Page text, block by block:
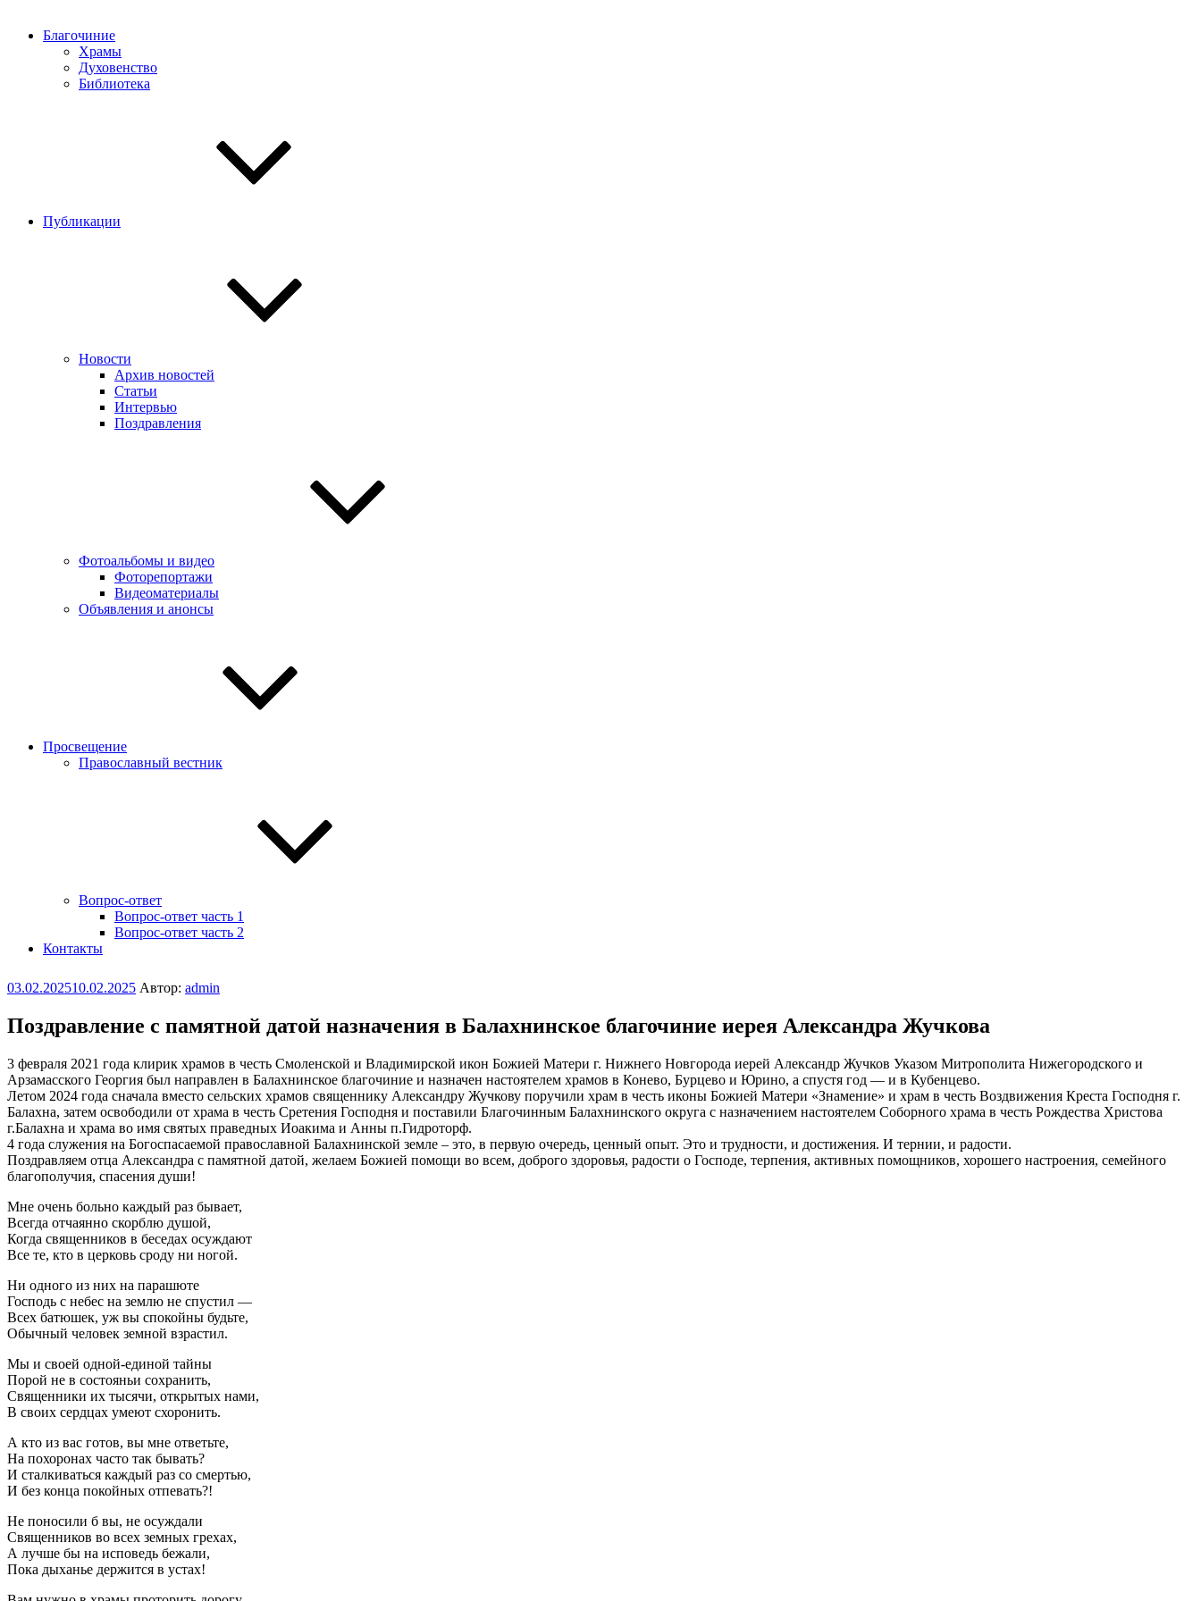
Благочиние
Храмы
Духовенство
Библиотека
Публикации
Новости
Архив новостей
Статьи
Интервью
Поздравления
Фотоальбомы и видео
Фоторепортажи
Видеоматериалы
Объявления и анонсы
Просвещение
Православный вестник
Вопрос-ответ
Вопрос-ответ часть 1
Вопрос-ответ часть 2
Контакты
Опубликовано
03.02.202510.02.2025 Автор: admin
Поздравление с памятной датой назначения в Балахнинское благочиние иерея Александра Жучкова
3 февраля 2021 года клирик храмов в честь Смоленской и Владимирской икон Божией Матери г. Нижнего Новгорода иерей Александр Жучков Указом Митрополита Нижегородского и
Арзамасского Георгия был направлен в Балахнинское благочиние и назначен настоятелем храмов в Конево, Бурцево и Юрино, а спустя год — и в Кубенцево.
Летом 2024 года сначала вместо сельских храмов священнику Александру Жучкову поручили храм в честь иконы Божией Матери «Знамение» и храм в честь Воздвижения Креста Господня г.
Балахна, затем освободили от храма в честь Сретения Господня и поставили Благочинным Балахнинского округа с назначением настоятелем Соборного храма в честь Рождества Христова
г.Балахна и храма во имя святых праведных Иоакима и Анны п.Гидроторф.
4 года служения на Богоспасаемой православной Балахнинской земле – это, в первую очередь, ценный опыт. Это и трудности, и достижения. И тернии, и радости.
Поздравляем отца Александра с памятной датой, желаем Божией помощи во всем, доброго здоровья, радости о Господе, терпения, активных помощников, хорошего настроения, семейного
благополучия, спасения души!
Мне очень больно каждый раз бывает,
Всегда отчаянно скорблю душой,
Когда священников в беседах осуждают
Все те, кто в церковь сроду ни ногой.
Ни одного из них на парашюте
Господь с небес на землю не спустил —
Всех батюшек, уж вы спокойны будьте,
Обычный человек земной взрастил.
Мы и своей одной-единой тайны
Порой не в состояньи сохранить,
Священники их тысячи, открытых нами,
В своих сердцах умеют схоронить.
А кто из вас готов, вы мне ответьте,
На похоронах часто так бывать?
И сталкиваться каждый раз со смертью,
И без конца покойных отпевать?!
Не поносили б вы, не осуждали
Священников во всех земных грехах,
А лучше бы на исповедь бежали,
Пока дыханье держится в устах!